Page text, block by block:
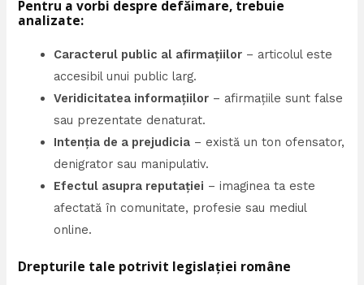
Pentru a vorbi despre defăimare, trebuie
analizate:
Caracterul public al afirmațiilor – articolul este
accesibil unui public larg.
Veridicitatea informațiilor – afirmațiile sunt false
sau prezentate denaturat.
Intenția de a prejudicia – există un ton ofensator,
denigrator sau manipulativ.
Efectul asupra reputației – imaginea ta este
afectată în comunitate, profesie sau mediul
online.
Drepturile tale potrivit legislației române